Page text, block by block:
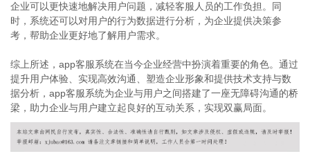
企业可以更快速地解决用户问题，减轻客服人员的工作负担。同
时，系统还可以对用户的行为数据进行分析，为企业提供决策参
考，帮助企业更好地了解用户需求。
综上所述，app客服系统在当今企业经营中扮演着重要的角色。通过
提升用户体验、实现高效沟通、塑造企业形象和提供技术支持与数
据分析，app客服系统为企业与用户之间搭建了一座无障碍沟通的桥
梁，助力企业与用户建立起良好的互动关系，实现双赢局面。